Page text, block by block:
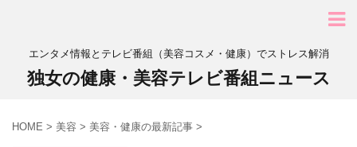
エンタメ情報とテレビ番組（美容コスメ・健康）でストレス解消
独女の健康・美容テレビ番組ニュース
HOME > 美容 > 美容・健康の最新記事 >